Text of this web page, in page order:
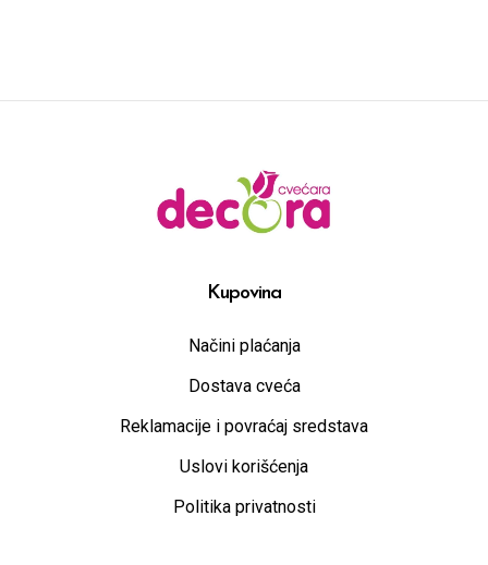
Kupovina
Načini plaćanja
Dostava cveća
Reklamacije i povraćaj sredstava
Uslovi korišćenja
Politika privatnosti